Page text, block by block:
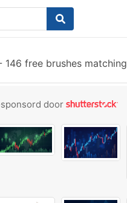
146 free brushes matching
door